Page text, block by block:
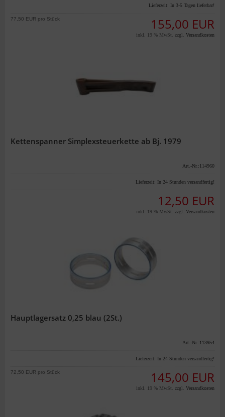
Lieferzeit: In 3-5 Tagen lieferbar!
155,00 EUR
77,50 EUR pro Stück
inkl. 19 % MwSt. zzgl. Versandkosten
Kettenspanner Simplexsteuerkette ab Bj. 1979
Art.-Nr.:114960
Lieferzeit: In 24 Stunden versandfertig!
12,50 EUR
inkl. 19 % MwSt. zzgl. Versandkosten
Hauptlagersatz 0,25 blau (2St.)
Art.-Nr.:113954
Lieferzeit: In 24 Stunden versandfertig!
145,00 EUR
72,50 EUR pro Stück
inkl. 19 % MwSt. zzgl. Versandkosten